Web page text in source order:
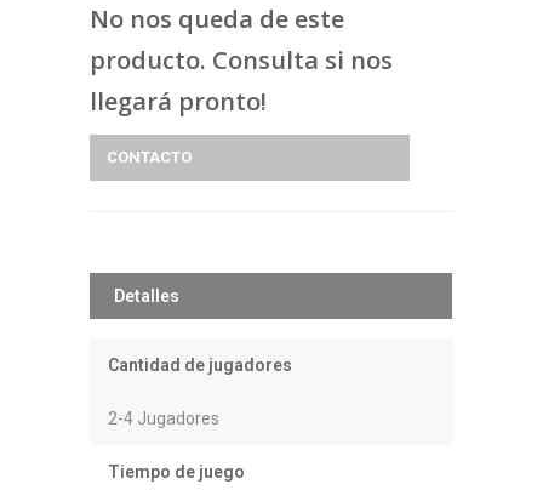
No nos queda de este
producto. Consulta si nos
llegará pronto!
CONTACTO
Detalles
Cantidad de jugadores
2-4 Jugadores
Tiempo de juego